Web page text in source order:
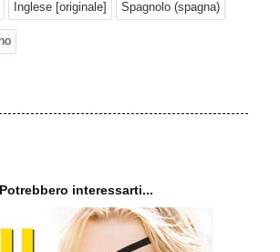
Inglese [originale] Spagnolo (spagna)
Potrebbero interessarti...